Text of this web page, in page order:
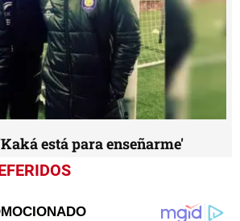
está para enseñarme'